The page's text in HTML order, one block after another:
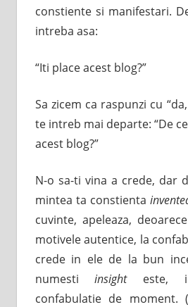
constiente si manifestari.
intreba asa:
“Iti place acest blog?”
Sa zicem ca raspunzi cu
te intreb mai departe: “De
acest blog?”
N-o sa-ti vina a crede, dar
mintea ta constienta
cuvinte, apeleaza,
motivele autentice, la
crede in ele de la bun
numestiinsighteste,
confabulatie de moment.